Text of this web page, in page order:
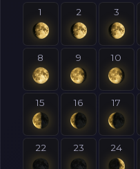
1 2 3
8 9 10
15 16 17
22 23 24